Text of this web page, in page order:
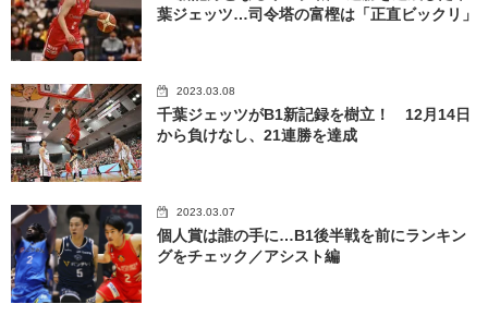
葉ジェッツ…司令塔の富樫は「正直ビックリ」
2023.03.08
千葉ジェッツがB1新記録を樹立！ 12月14日
から負けなし、21連勝を達成
2023.03.07
個人賞は誰の手に…B1後半戦を前にランキン
グをチェック／アシスト編